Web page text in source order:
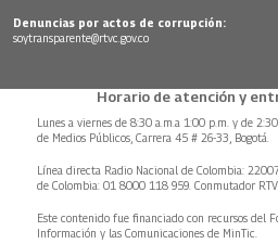
Denuncias por actos de corrupción:
soytransparente@rtvc.gov.co
Horario de atención y
Lunes a viernes de 8:30 a.m.a 1:00 p.m. y de
de Medios Públicos, Carrera 45 # 26-33, Bogotá.
Línea directa Radio Nacional de Colombia:
de Colombia: 01 8000 118 959. Conmutador
Este contenido fue financiado con recursos del
Información y las Comunicaciones de MinTic.